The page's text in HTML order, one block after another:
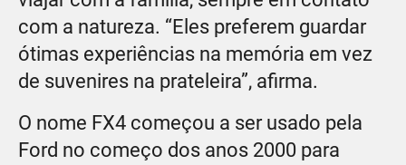
com a natureza. “Eles preferem guardar
ótimas experiências na memória em vez
de suvenires na prateleira”, afirma.
O nome FX4 começou a ser usado pela
Ford no começo dos anos 2000 para